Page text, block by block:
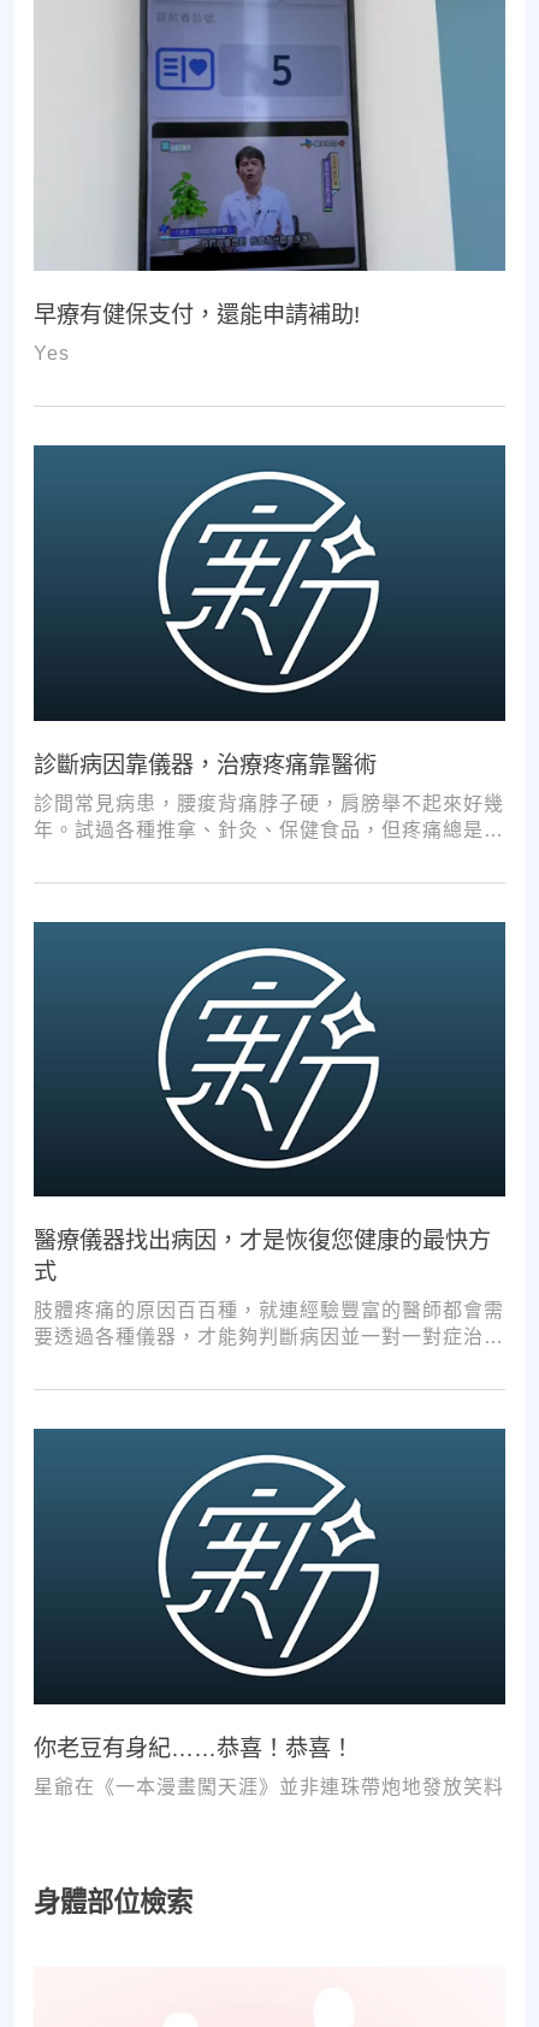
早療有健保支付，還能申請補助!
Yes
診斷病因靠儀器，治療疼痛靠醫術
診間常見病患，腰痠背痛脖子硬，肩膀舉不起來好幾
年。試過各種推拿、針灸、保健食品，但疼痛總是時
醫療儀器找出病因，才是恢復您健康的最快方
式
肢體疼痛的原因百百種，就連經驗豐富的醫師都會需
要透過各種儀器，才能夠判斷病因並一對一對症治
次推拿、按摩，都難以讓您徹底擺脫不適。
你老豆有身紀……恭喜！恭喜！
星爺在《一本漫畫闖天涯》並非連珠帶炮地發放笑料
身體部位檢索